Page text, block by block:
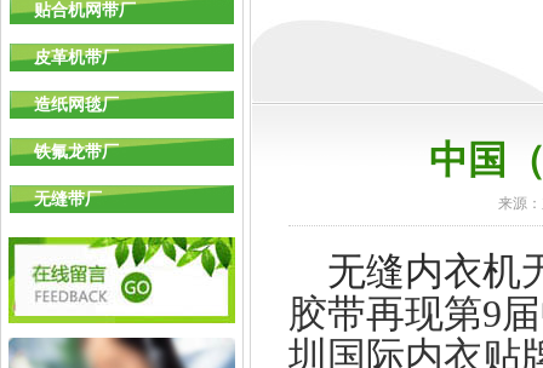
贴合机网带厂
皮革机带厂
造纸网毯厂
铁氟龙带厂
无缝带厂
中国
来源
无缝内衣机
胶带再现第9
圳国际内衣贴